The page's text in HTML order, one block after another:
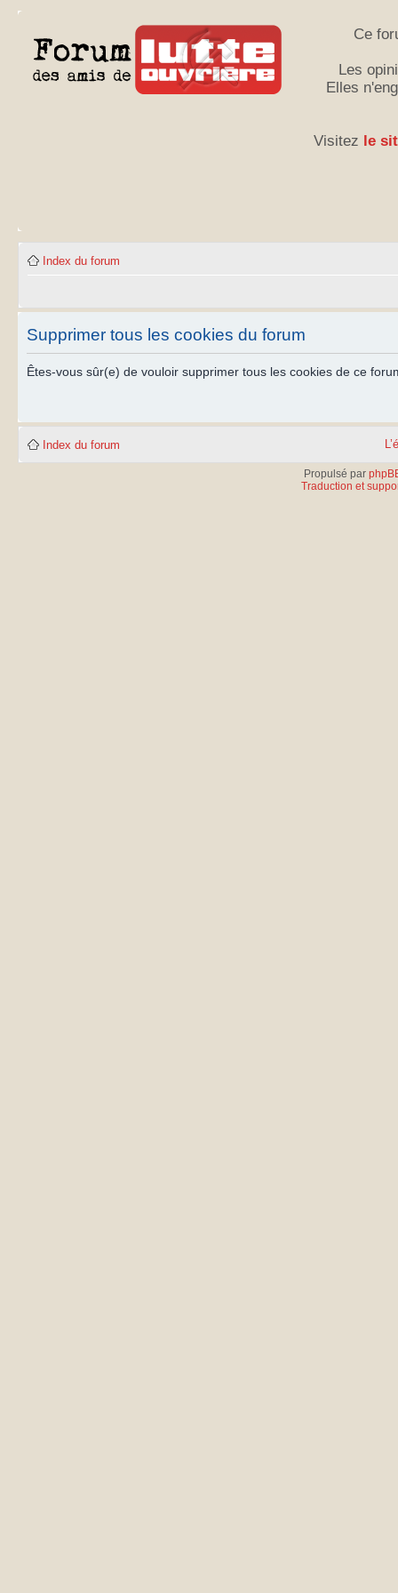
Ce
Les
Elles
Visitez le
Index du forum
Supprimer tous les cookies du forum
Êtes-vous sûr(e) de vouloir supprimer tous les cookies de ce
Index du forum
Propulsé par
Traduction et